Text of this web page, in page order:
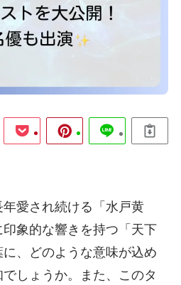
愛され続ける「水戸黄
象的な響きを持つ「天下
、どのような意味が込め
しょうか。また、このタ